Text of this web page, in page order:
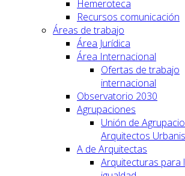
Hemeroteca
Recursos comunicación
Áreas de trabajo
Área Jurídica
Área Internacional
Ofertas de trabajo
internacional
Observatorio 2030
Agrupaciones
Unión de
Arquitectos
A de Arquitectas
Arquitecturas para